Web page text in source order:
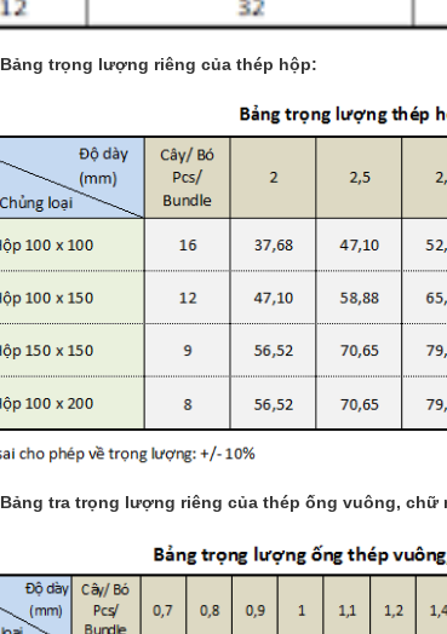
Bảng trọng lượng riêng của thép hộp:
Bảng tra trọng lượng riêng của thép ống vuông, chữ